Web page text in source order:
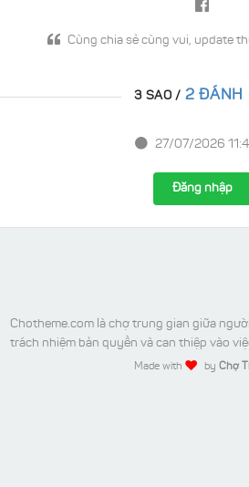
Cùng chia sẻ cùng vui, update
3 SAO / 2 ĐÁNH
27/07/2026
Đăng nhập
Chotheme.com là chợ trung gian giữa
trách nhiệm bản quyền và can thiệp vào
Made with by Chợ